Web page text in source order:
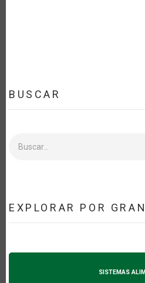
BUSCAR
EXPLORAR POR
SISTEMAS